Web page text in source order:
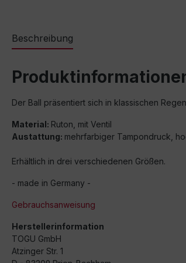
Beschreibung
Der Ball präsentiert sich in klassischen
Material: Ruton, mit Ventil
Austattung: mehrfarbiger Tampondruck,
Erhältlich in drei verschiedenen Größen.
- made in Germany -
Gebrauchsanweisung
Herstellerinformation
TOGU GmbH
Atzinger Str. 1